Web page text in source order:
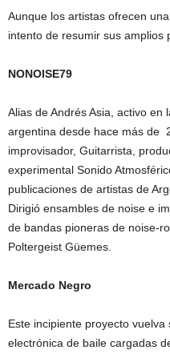
Aunque los artistas ofrecen
intento de resumir sus amplios
NONOISE79
Alias de Andrés Asia, activo
argentina desde hace más de
improvisador, Guitarrista,
experimental Sonido
publicaciones de artistas de
Dirigió ensambles de noise e
de bandas pioneras de noise-
Poltergeist Güemes.
Mercado Negro
Este incipiente proyecto
electrónica de baile cargadas